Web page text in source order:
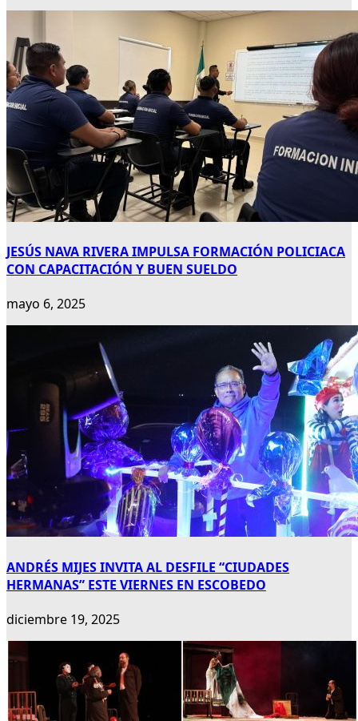
JESÚS NAVA RIVERA IMPULSA FORMACIÓN POLICIACA
CON CAPACITACIÓN Y BUEN SUELDO
mayo 6, 2025
ANDRÉS MIJES INVITA AL DESFILE “CIUDADES
HERMANAS” ESTE VIERNES EN ESCOBEDO
diciembre 19, 2025